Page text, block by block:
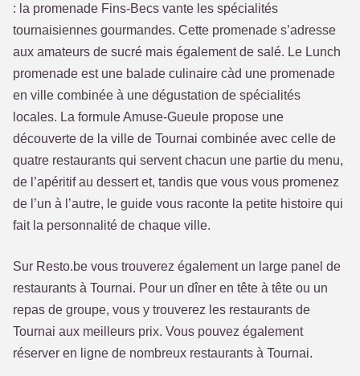
: la promenade Fins-Becs vante les spécialités
tournaisiennes gourmandes. Cette promenade s’adresse
aux amateurs de sucré mais également de salé. Le Lunch
promenade est une balade culinaire càd une promenade
en ville combinée à une dégustation de spécialités
locales. La formule Amuse-Gueule propose une
découverte de la ville de Tournai combinée avec celle de
quatre restaurants qui servent chacun une partie du menu,
de l’apéritif au dessert et, tandis que vous vous promenez
de l’un à l’autre, le guide vous raconte la petite histoire qui
fait la personnalité de chaque ville.
Sur Resto.be vous trouverez également un large panel de
restaurants à Tournai. Pour un dîner en tête à tête ou un
repas de groupe, vous y trouverez les restaurants de
Tournai aux meilleurs prix. Vous pouvez également
réserver en ligne de nombreux restaurants à Tournai.